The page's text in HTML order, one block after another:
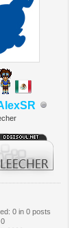
0in 0 posts